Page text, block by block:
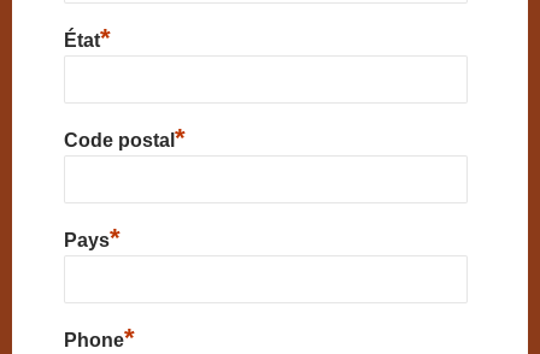
État*
Code postal *
Pays*
Phone*